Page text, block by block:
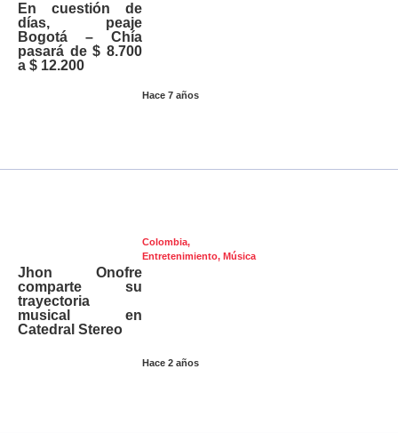
Hace 7 años
En cuestión de
días, peaje
Bogotá – Chía
pasará de $ 8.700
a $ 12.200
Colombia,
Entretenimiento, Música
Hace 2 años
Jhon Onofre
comparte su
trayectoria
musical en
Catedral Stereo